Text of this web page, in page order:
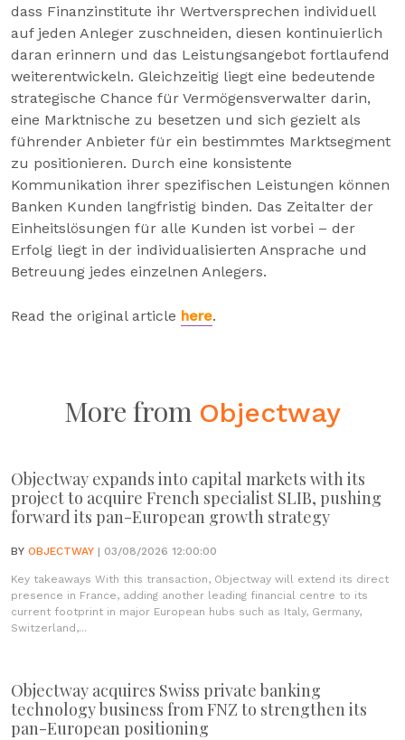
dass Finanzinstitute ihr Wertversprechen individuell
auf jeden Anleger zuschneiden, diesen kontinuierlich
daran erinnern und das Leistungsangebot fortlaufend
weiterentwickeln. Gleichzeitig liegt eine bedeutende
strategische Chance für Vermögensverwalter darin,
eine Marktnische zu besetzen und sich gezielt als
führender Anbieter für ein bestimmtes Marktsegment
zu positionieren. Durch eine konsistente
Kommunikation ihrer spezifischen Leistungen können
Banken Kunden langfristig binden. Das Zeitalter der
Einheitslösungen für alle Kunden ist vorbei – der
Erfolg liegt in der individualisierten Ansprache und
Betreuung jedes einzelnen Anlegers.
Read the original article here.
More from Objectway
Objectway expands into capital markets with its
project to acquire French specialist SLIB, pushing
forward its pan-European growth strategy
BY OBJECTWAY | 03/08/2026 12:00:00
Key takeaways With this transaction, Objectway will extend its direct
presence in France, adding another leading financial centre to its
current footprint in major European hubs such as Italy, Germany,
Switzerland,...
Objectway acquires Swiss private banking
technology business from FNZ to strengthen its
pan-European positioning